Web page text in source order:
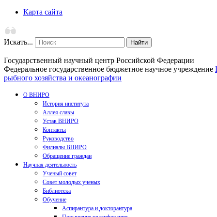
Карта сайта
Искать... Найти
Государственный научный центр Российской Федерации
Федеральное государственное бюджетное научное учреждение
рыбного хозяйства и океанографии
О ВНИРО
История института
Аллея славы
Устав ВНИРО
Контакты
Руководство
Филиалы ВНИРО
Обращение граждан
Научная деятельность
Ученый совет
Совет молодых ученых
Библиотека
Обучение
Аспирантура и докторантура